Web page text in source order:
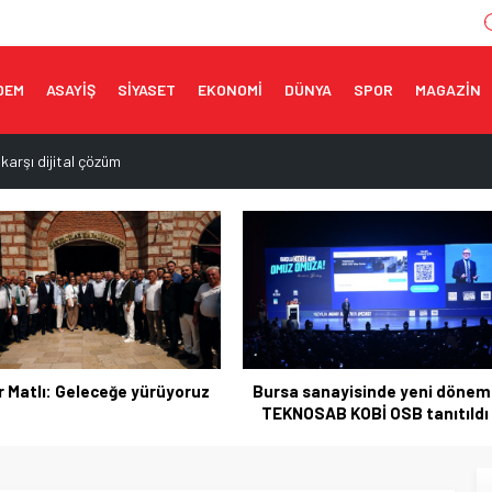
ASAYİŞ SİYASET EKONOMİ DÜNYA SPOR MAGAZİN
karşı dijital çözüm
ortak adım
yaşatıldı
orman yangını!
sanayisinde yeni dönem:
Togg’un servis ağı büyüyor